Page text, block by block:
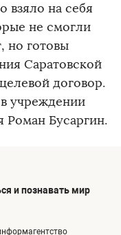
взяло на себя
не смогли
но готовы
Саратовской
договор.
учреждении
Бусаргин.
и познавать мир